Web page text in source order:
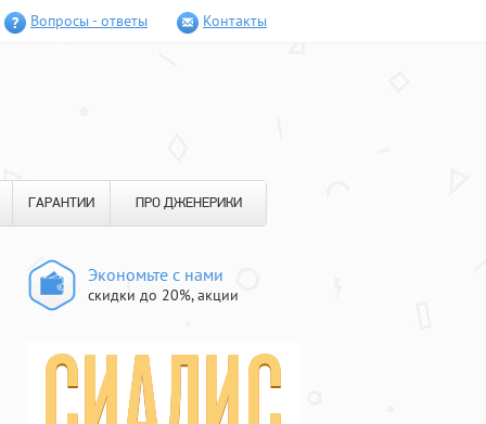
Вопросы - ответы Контакты
ГАРАНТИИ ПРО ДЖЕНЕРИКИ
Экономьте с нами
скидки до 20%, акции